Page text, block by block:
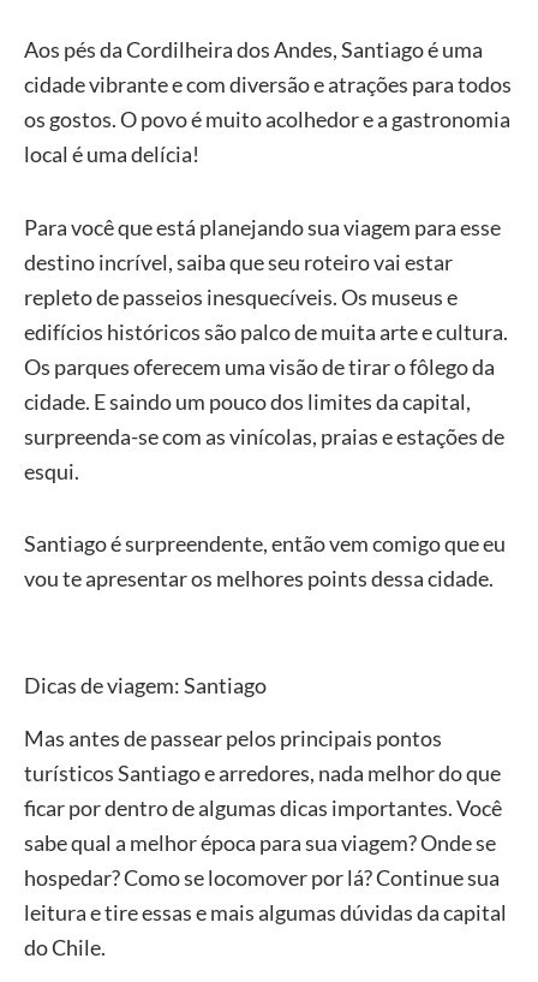
Aos pés da Cordilheira dos Andes, Santiago é uma
cidade vibrante e com diversão e atrações para todos
os gostos. O povo é muito acolhedor e a gastronomia
local é uma delícia!
Para você que está planejando sua viagem para esse
destino incrível, saiba que seu roteiro vai estar
repleto de passeios inesquecíveis. Os museus e
edifícios históricos são palco de muita arte e cultura.
Os parques oferecem uma visão de tirar o fôlego da
cidade. E saindo um pouco dos limites da capital,
surpreenda-se com as vinícolas, praias e estações de
esqui.
Santiago é surpreendente, então vem comigo que eu
vou te apresentar os melhores points dessa cidade.
Dicas de viagem: Santiago
Mas antes de passear pelos principais pontos
turísticos Santiago e arredores, nada melhor do que
ficar por dentro de algumas dicas importantes. Você
sabe qual a melhor época para sua viagem? Onde se
hospedar? Como se locomover por lá? Continue sua
leitura e tire essas e mais algumas dúvidas da capital
do Chile.